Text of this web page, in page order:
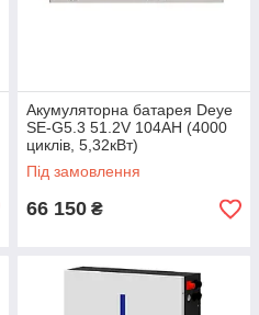
Акумуляторна батарея Deye
SE-G5.3 51.2V 104AH (4000
циклів, 5,32кВт)
Під замовлення
66 150 ₴